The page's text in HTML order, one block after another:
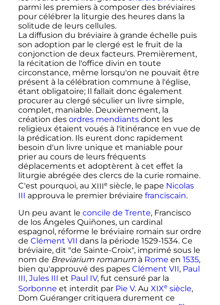
parmi les premiers à composer des bréviaires
pour célébrer la liturgie des heures dans la
solitude de leurs cellules.
La diffusion du bréviaire à grande échelle puis
son adoption par le clergé est le fruit de la
conjonction de deux facteurs. Premièrement,
la récitation de l'office divin en toute
circonstance, même lorsqu'on ne pouvait être
présent à la célébration commune à l'église,
étant obligatoire; Il fallait donc également
procurer au clergé séculier un livre simple,
complet, maniable. Deuxièmement, la
création des ordres mendiantsdont les
religieux étaient voués à l'itinérance en vue de
la prédication. Ils eurent donc rapidement
besoin d'un livre unique et maniable pour
prier au cours de leurs fréquents
déplacements et adoptèrent à cet effet la
liturgie abrégée des clercs de la curie romaine.
C'est pourquoi, au XIIIe siècle, le pape Nicolas
III approuva le premier bréviaire franciscain.
Un peu avant le concile de Trente, Francisco
de los Ángeles Quiñones, un cardinal
espagnol, réforme le bréviaire romain sur ordre
de Clément VII dans la période 1529-1534. Ce
bréviaire, dit "de Sainte-Croix", imprimé sous le
nom de Breviarium romanumà Rome en 1535,
bien qu'approuvé des papes Clément VII, Paul
III, Jules III et Paul IV, fut censuré par la
Sorbonne et interdit par Pie V. Au XIXesiècle,
Dom Guéranger critiquera durement ce